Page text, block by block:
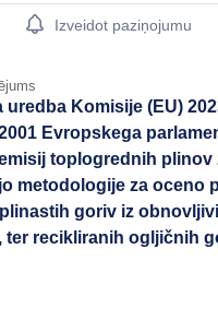
Portlet
Izveidot paziņojumu
uredba Komisije (EU)
Evropskega
toplogrednih
metodologije za oceno
goriv iz
ter recikliranih ogljičnih